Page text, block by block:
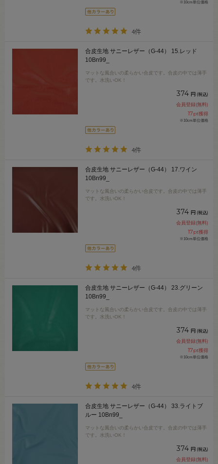
※10cm単位価格
4件
合皮生地 サニーレザー（G-44） 15.レッド
10Bn99_
マットな風合いの柔らかい合皮です。合皮の中では薄手
です。水洗いOK！
374 円 (税込)
会員登録(無料)
17pt獲得
※10cm単位価格
4件
合皮生地 サニーレザー（G-44） 17.ワイン
10Bn99_
マットな風合いの柔らかい合皮です。合皮の中では薄手
です。水洗いOK！
374 円 (税込)
会員登録(無料)
17pt獲得
※10cm単位価格
4件
合皮生地 サニーレザー（G-44） 23.グリーン
10Bn99_
マットな風合いの柔らかい合皮です。合皮の中では薄手
です。水洗いOK！
374 円 (税込)
会員登録(無料)
17pt獲得
※10cm単位価格
4件
合皮生地 サニーレザー（G-44） 33.ライトブ
ルー 10Bn99_
マットな風合いの柔らかい合皮です。合皮の中では薄手
です。水洗いOK！
374 円 (税込)
会員登録(無料)